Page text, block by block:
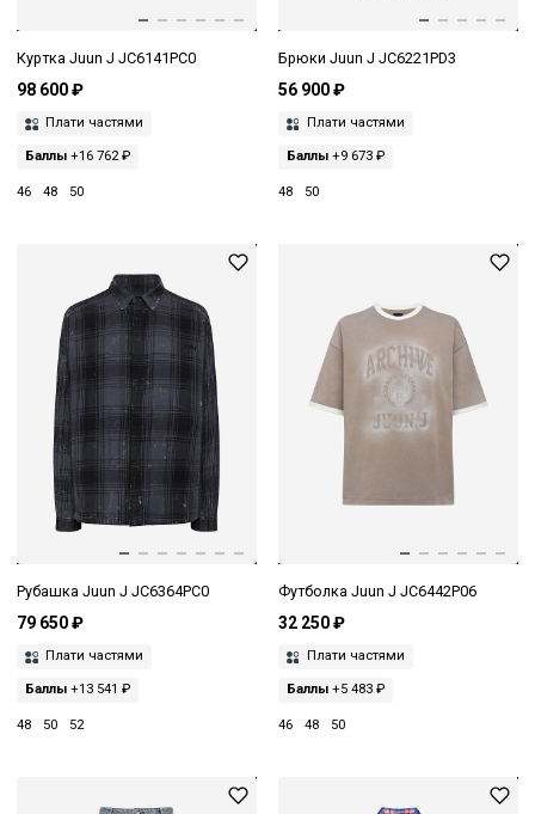
Куртка Juun J JC6141PC0
98 600 ₽
Плати частями
Баллы +16 762 ₽
46 48 50
Брюки Juun J JC6221PD3
56 900 ₽
Плати частями
Баллы+9 673 ₽
48 50
Рубашка Juun J JC6364PC0
79 650 ₽
Плати частями
Баллы +13 541 ₽
48 50 52
Футболка Juun J JC6442P06
32 250 ₽
Плати частями
Баллы+5 483 ₽
46 48 50